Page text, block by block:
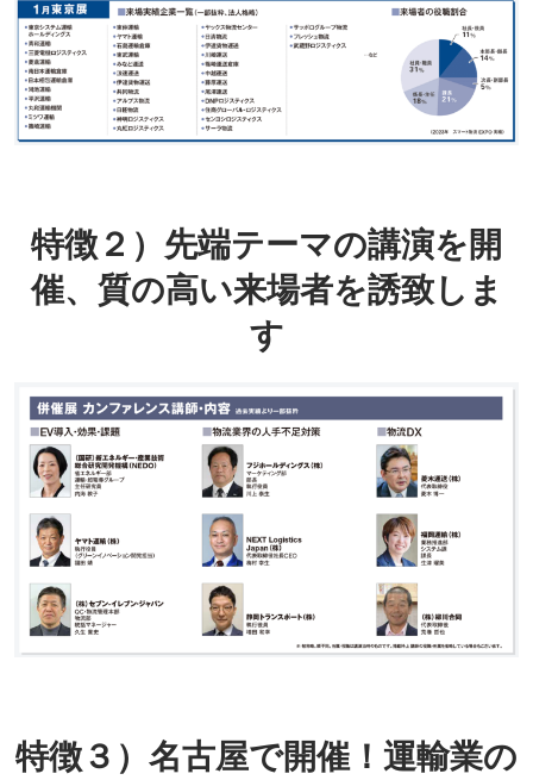
特徴２）先端テーマの講演を開
催、質の高い来場者を誘致しま
す
特徴３）名古屋で開催！運輸業の